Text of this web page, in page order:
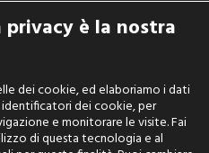
?
prodotti:
è la nostra
dei cookie, ed elaboriamo i dati
identificatori dei cookie, per
e monitorare le visite. Fai
di questa tecnologia e al